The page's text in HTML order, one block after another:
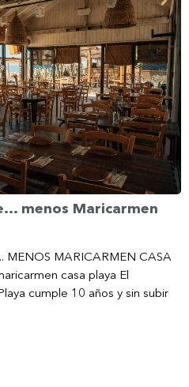
menos Maricarmen
MENOS MARICARMEN CASA
casa playa El
cumple 10 años y sin subir